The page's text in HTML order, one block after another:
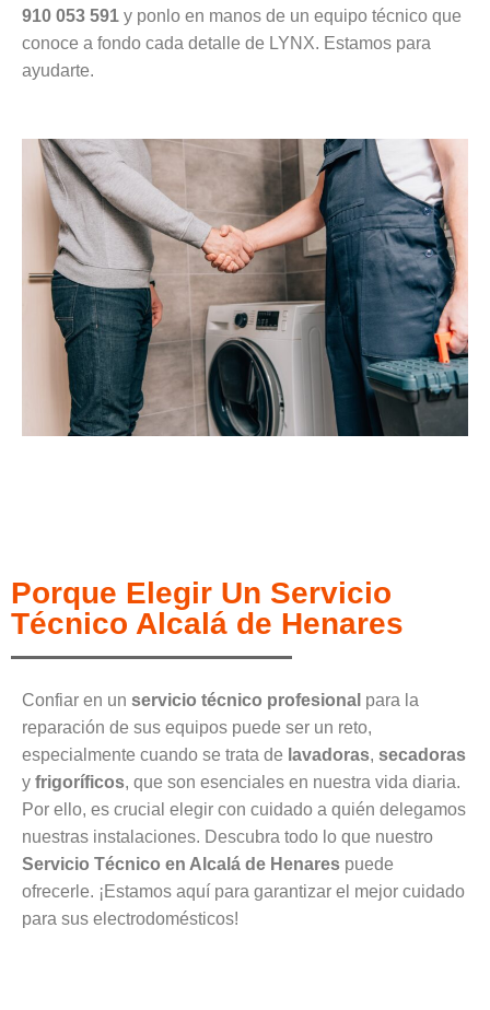
910 053 591 y ponlo en manos de un equipo técnico que
conoce a fondo cada detalle de LYNX. Estamos para
ayudarte.
Porque Elegir Un Servicio
Técnico Alcalá de Henares
Confiar en un servicio técnico profesional para la
reparación de sus equipos puede ser un reto,
especialmente cuando se trata de lavadoras, secadoras
y frigoríficos, que son esenciales en nuestra vida diaria.
Por ello, es crucial elegir con cuidado a quién delegamos
nuestras instalaciones. Descubra todo lo que nuestro
Servicio Técnico en Alcalá de Henares puede
ofrecerle. ¡Estamos aquí para garantizar el mejor cuidado
para sus electrodomésticos!